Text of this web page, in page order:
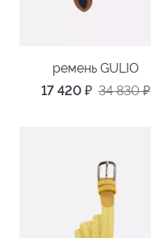
ремень GULIO
17 420 ₽ 34 830₽